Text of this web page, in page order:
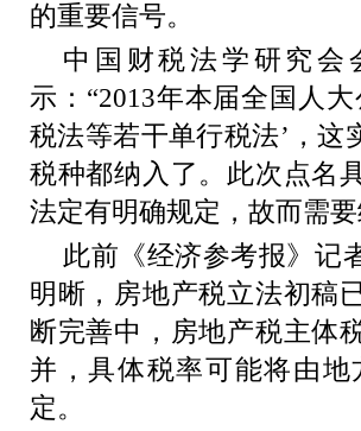
的重要信号。
中国财税法学研究会
示：“2013年本届全国人
税法等若干单行税法’，
税种都纳入了。此次点名
法定有明确规定，故而需
此前《经济参考报》记
明晰，房地产税立法初稿
断完善中，房地产税主体
并，具体税率可能将由
定。